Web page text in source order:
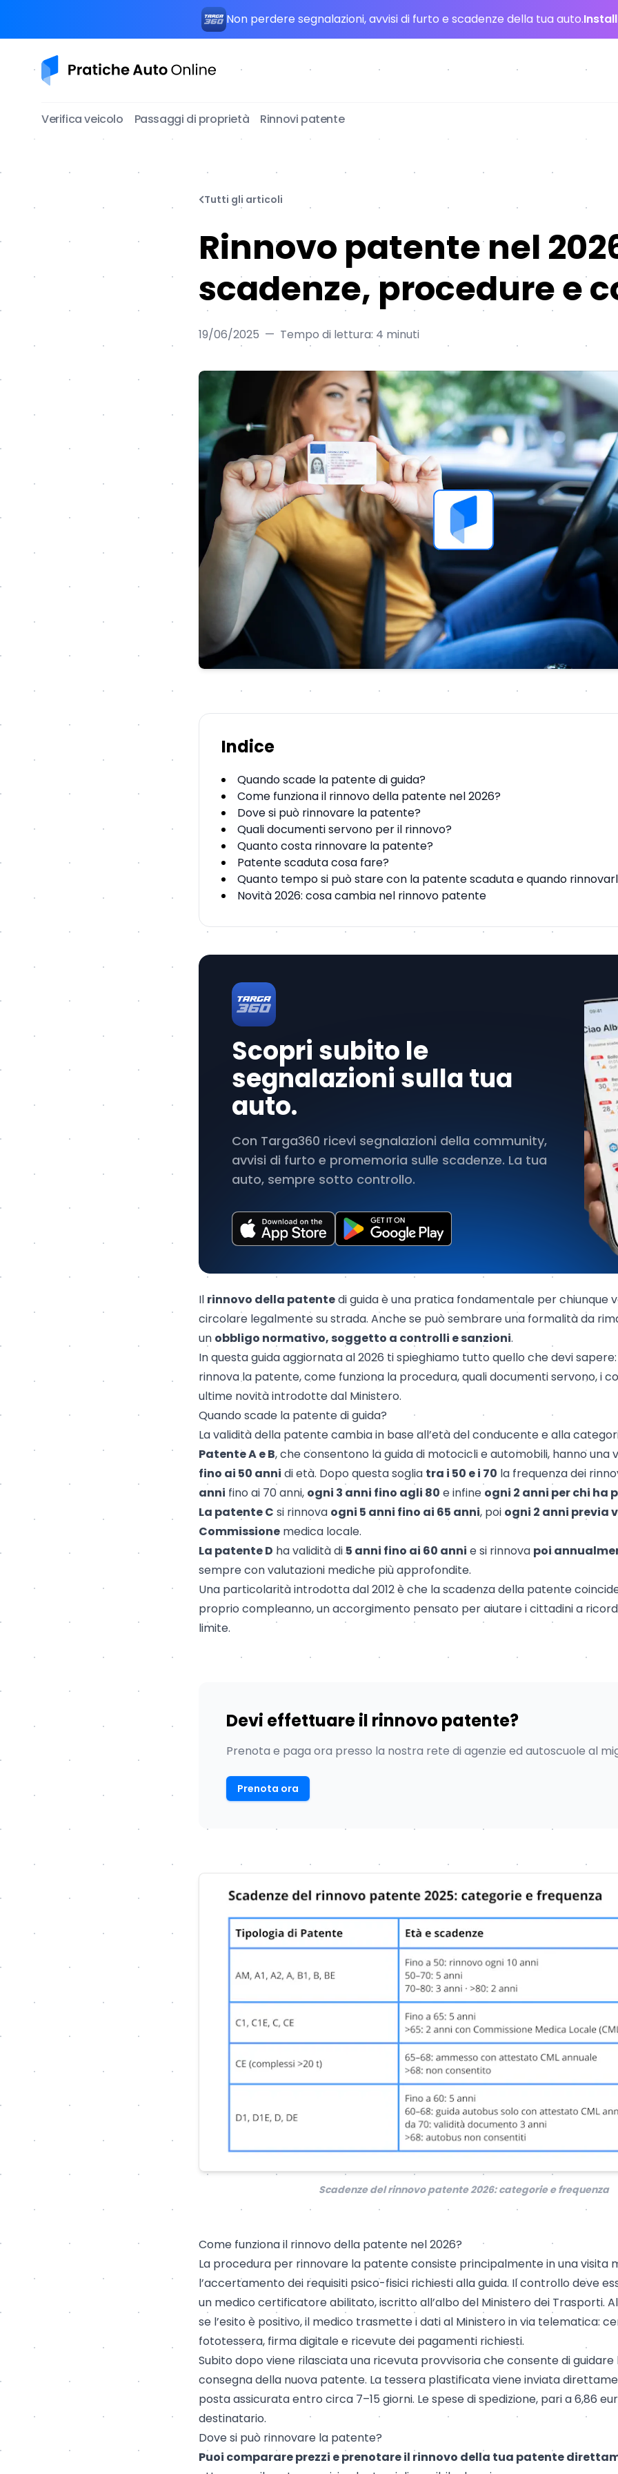
Non perdere segnalazioni, avvisi di furto e scadenze della tua auto.
Pratiche Auto Online
Verifica veicolo Passaggi di proprietà Rinnovi patente
Tutti gli articoli
Rinnovo patente nel
scadenze, procedure e
19/06/2025 — Tempo di lettura: 4 minuti
Indice
Quando scade la patente di guida?
Come funziona il rinnovo della patente nel 2026?
Dove si può rinnovare la patente?
Quali documenti servono per il rinnovo?
Quanto costa rinnovare la patente?
Patente scaduta cosa fare?
Quanto tempo si può stare con la patente scaduta e quando
Novità 2026: cosa cambia nel rinnovo patente
Scopri subito le
segnalazioni sulla tua
auto.
Con Targa360 ricevi segnalazioni della community,
avvisi di furto e promemoria sulle scadenze. La tua
auto, sempre sotto controllo.
Il rinnovo della patentedi guida è una pratica fondamentale per chiunque
circolare legalmente su strada. Anche se può sembrare una formalità da
un obbligo normativo, soggetto a controlli e sanzioni.
In questa guida aggiornata al 2026 ti spieghiamo tutto quello che devi
rinnova la patente, come funziona la procedura, quali documenti servono, i
ultime novità introdotte dal Ministero.
Quando scade la patente di guida?
La validità della patente cambia in base all’età del conducente e alla
Patente A e B, che consentono la guida di motocicli e automobili, hanno una
fino ai 50 anni di età. Dopo questa soglia tra i 50 e i 70 la frequenza dei
anni fino ai 70 anni, ogni 3 anni fino agli 80 e infine ogni 2 anni per chi ha
La patente C si rinnova ogni 5 anni fino ai 65 anni, poi ogni 2 anni previa
Commissione medica locale.
La patente D ha validità di5 anni fino ai 60 anni e si rinnova poi
sempre con valutazioni mediche più approfondite.
Una particolarità introdotta dal 2012 è che la scadenza della patente
proprio compleanno, un accorgimento pensato per aiutare i cittadini a
limite.
Devi effettuare il rinnovo patente?
Prenota e paga ora presso la nostra rete di agenzie ed autoscuole al
Prenota ora
Scadenze del rinnovo patente 2026: categorie e frequenza
Come funziona il rinnovo della patente nel 2026?
La procedura per rinnovare la patente consiste principalmente in una visita
l’accertamento dei requisiti psico-fisici richiesti alla guida. Il controllo deve
un medico certificatore abilitato, iscritto all’albo del Ministero dei Trasporti.
se l’esito è positivo, il medico trasmette i dati al Ministero in via telematica:
fototessera, firma digitale e ricevute dei pagamenti richiesti.
Subito dopo viene rilasciata una ricevuta provvisoria che consente di
consegna della nuova patente. La tessera plastificata viene inviata
posta assicurata entro circa 7–15 giorni. Le spese di spedizione, pari a 6,86
destinatario.
Dove si può rinnovare la patente?
Puoi comparare prezzi e prenotare il rinnovo della tua patente